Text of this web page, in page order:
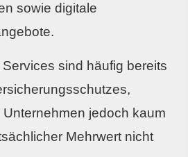
sowie digitale
sind häufig bereits
jedoch kaum
Mehrwert nicht